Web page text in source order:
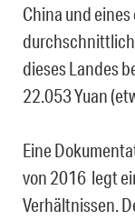
China und
dieses Landes
22.053 Yuan
Eine
von 2016 legt
Verhältnissen.